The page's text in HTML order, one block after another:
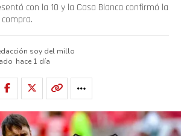
con la 10 y la Casa Blanca confirmó la
soy del millo
hace 1 día